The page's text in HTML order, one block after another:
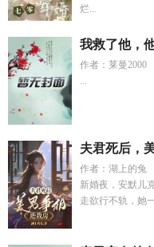
烂...
我救了他，
作者：莱曼2000
...
夫君死后，
作者：湖上的兔
新婚夜，安默儿
走欲行不轨，她